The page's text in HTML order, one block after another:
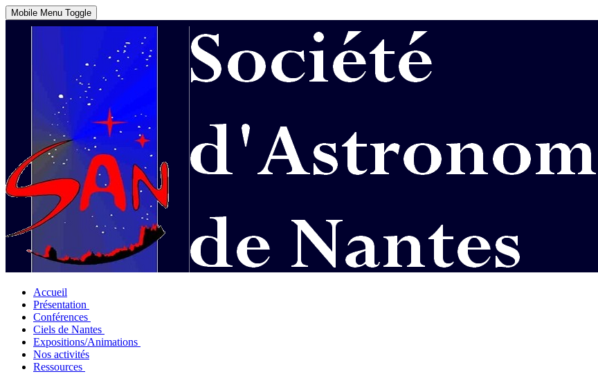
Mobile Menu Toggle
Accueil
Présentation
Conférences
Ciels de Nantes
Expositions/Animations
Nos activités
Ressources